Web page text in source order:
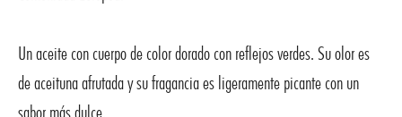
Un aceite con cuerpo de color dorado con reflejos verdes. Su olor es
de aceituna afrutada y su fragancia es ligeramente picante con un
sabor más dulce.